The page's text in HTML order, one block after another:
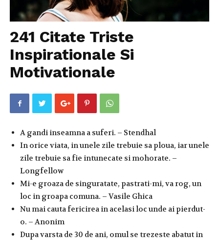
241 Citate Triste
Inspirationale Si
Motivationale
A gandi inseamna a suferi. – Stendhal
In orice viata, in unele zile trebuie sa ploua, iar unele
zile trebuie sa fie intunecate si mohorate. –
Longfellow
Mi-e groaza de singuratate, pastrati-mi, va rog, un
loc in groapa comuna. – Vasile Ghica
Nu mai cauta fericirea in acelasi loc unde ai pierdut-
o. – Anonim
Dupa varsta de 30 de ani, omul se trezeste abatut in